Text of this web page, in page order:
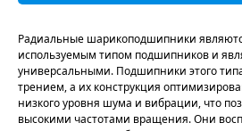
Радиальные шарикоподшипники
используемым типом подшипников и
универсальными. Подшипники этого
трением, а их конструкция
низкого уровня шума и вибрации, что
высокими частотами вращения. Они